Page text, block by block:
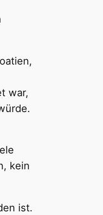
war,
kein
ist.